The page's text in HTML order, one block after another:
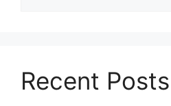
Recent Posts